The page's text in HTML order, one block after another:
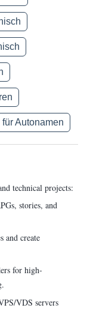
für Autonamen
technical projects:
stories, and
and create
for high-
VDS servers